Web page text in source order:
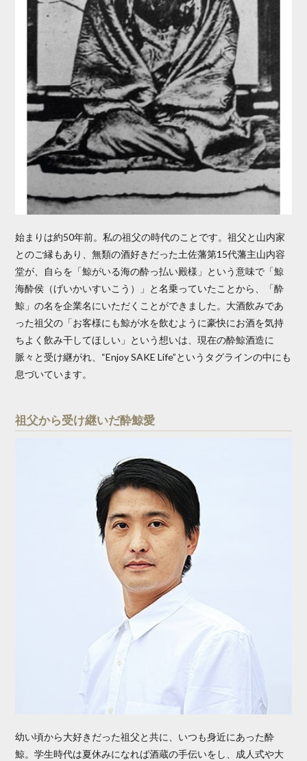
始まりは約50年前。私の祖父の時代のことです。祖父と山内家
とのご縁もあり、無類の酒好きだった土佐藩第15代藩主山内容
堂が、自らを「鯨がいる海の酔っ払い殿様」という意味で「鯨
海酔侯（げいかいすいこう）」と名乗っていたことから、「酔
鯨」の名を企業名にいただくことができました。大酒飲みであ
った祖父の「お客様にも鯨が水を飲むように豪快にお酒を気持
ちよく飲み干してほしい」という想いは、現在の酔鯨酒造に
脈々と受け継がれ、“Enjoy SAKE Life”というタグラインの中にも
息づいています。
祖父から受け継いだ酔鯨愛
幼い頃から大好きだった祖父と共に、いつも身近にあった酔
鯨。学生時代は夏休みになれば酒蔵の手伝いをし、成人式や大